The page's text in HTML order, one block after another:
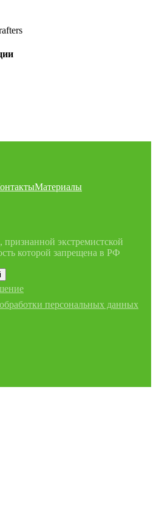
Материалы
экстремистской
которой запрещена в РФ
персональных данных